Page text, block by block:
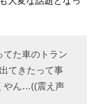
た車のトラン
てきたって事
やん…((震え声